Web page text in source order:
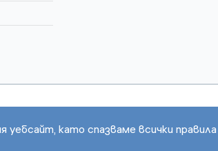
като спазваме всички